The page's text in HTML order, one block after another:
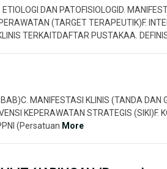
DAN PATOFISIOLOGID.
(TARGET TERAPEUTIK)F.
TERKAITDAFTAR PUSTAKAA.
MANIFESTASI KLINIS (TANDA DAN
KEPERAWATAN STRATEGIS (SIKI)F.
(Persatuan More